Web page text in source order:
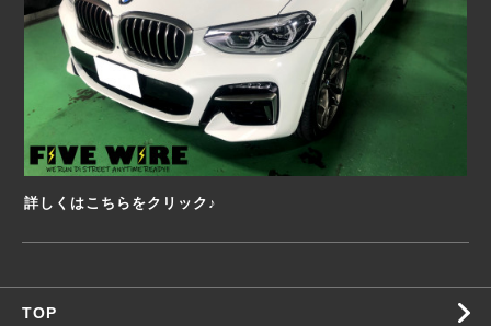
詳しくはこちらをクリック♪
TOP